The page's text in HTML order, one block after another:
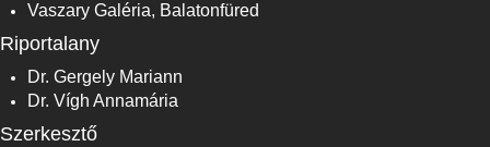
Vaszary Galéria, Balatonfüred
Riportalany
Dr. Gergely Mariann
Dr. Vígh Annamária
Szerkesztő